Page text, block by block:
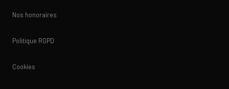
Nos honoraires
Politique RGPD
Cookies